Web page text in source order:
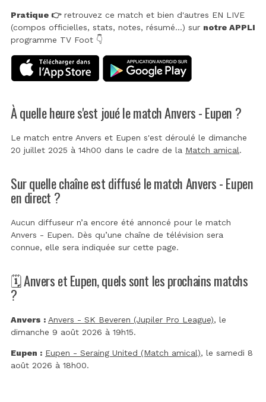
Pratique 👉retrouvez ce match et bien d'autres EN LIVE
(compos officielles, stats, notes, résumé...) sur notre APPLI
programme TV Foot 👇
À quelle heure s'est joué le match Anvers - Eupen ?
Le match entre Anvers et Eupen s'est déroulé le dimanche
20 juillet 2025 à 14h00 dans le cadre de la Match amical.
Sur quelle chaîne est diffusé le match Anvers - Eupen
en direct ?
Aucun diffuseur n’a encore été annoncé pour le match
Anvers - Eupen. Dès qu’une chaîne de télévision sera
connue, elle sera indiquée sur cette page.
🗓️ Anvers et Eupen, quels sont les prochains matchs
?
Anvers : Anvers - SK Beveren (Jupiler Pro League), le
dimanche 9 août 2026 à 19h15.
Eupen : Eupen - Seraing United (Match amical), le samedi 8
août 2026 à 18h00.